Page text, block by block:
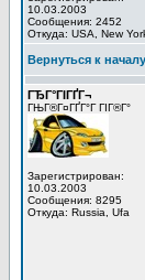
10.03.2003
Сообщения: 2452
Откуда: USA, New
Вернуться к началу
ГЂГ°ГІГҐГ¬
ГЊГ®Г¤ГҐГ°Г ГІГ®Г°
Зарегистрирован:
10.03.2003
Сообщения: 8295
Откуда: Russia, Ufa